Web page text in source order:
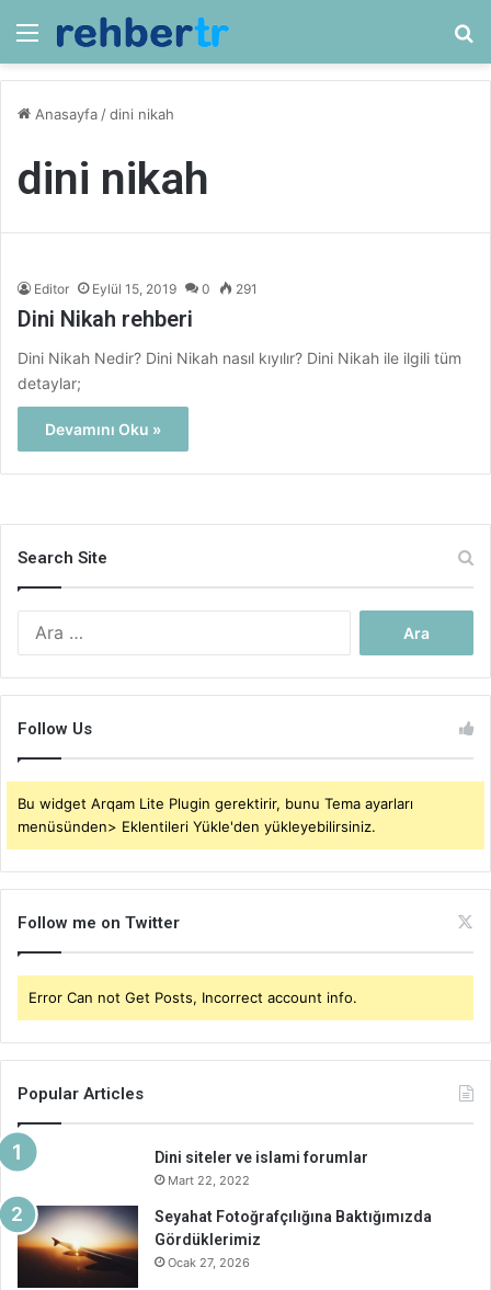
Menü
Anasayfa /dini nikah
dini nikah
Editor Eylül 15, 2019 0 291
Dini Nikah rehberi
Dini Nikah Nedir? Dini Nikah nasıl kıyılır? Dini Nikah ile ilgili tüm
detaylar;
Devamını Oku »
Search Site
Follow Us
Bu widget Arqam Lite Plugin gerektirir, bunu Tema ayarları
menüsünden> Eklentileri Yükle'den yükleyebilirsiniz.
Follow me on Twitter
Error Can not Get Posts, Incorrect account info.
Popular Articles
Dini siteler ve islami forumlar
Mart 22, 2022
Seyahat Fotoğrafçılığına Baktığımızda
Gördüklerimiz
Ocak 27, 2026